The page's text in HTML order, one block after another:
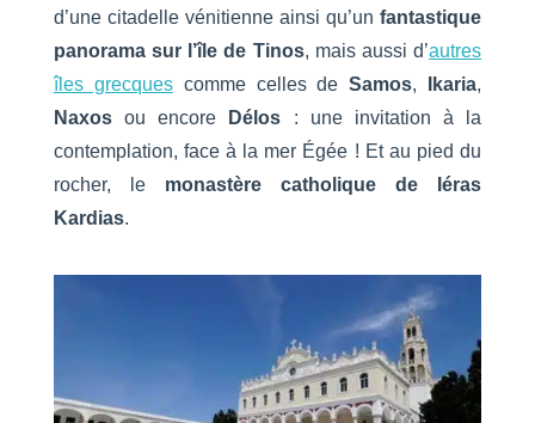
d’une citadelle vénitienne ainsi qu’unfantastique
panorama sur l’île de Tinos, mais aussi d’autres
îles grecquescomme celles deSamos, Ikaria,
Naxosou encore Délos : une invitation à la
contemplation, face à la mer Égée ! Et au pied du
rocher, le monastère catholique de Iéras
Kardias.